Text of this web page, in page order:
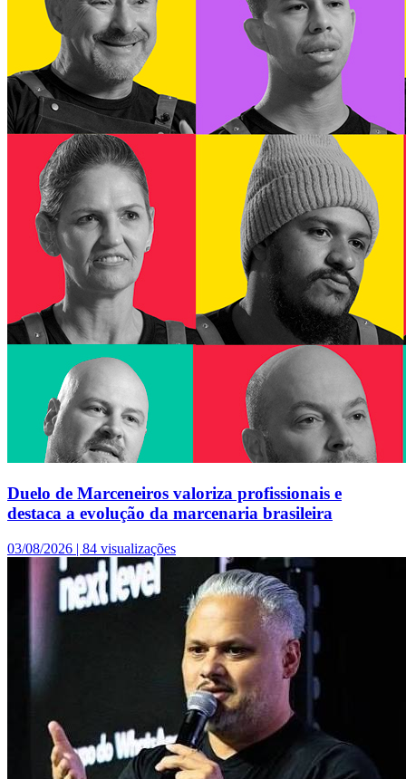
Duelo de Marceneiros valoriza profissionais e
destaca a evolução da marcenaria brasileira
03/08/2026 | 84 visualizações